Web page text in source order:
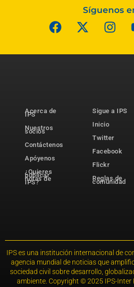
Síguenos
Acerca de
IPS
Nuestros
socios
Contáctenos
Apóyenos
¿Quieres
publicar
notas de
IPS?
Sigue a IPS
Inicio
Twitter
Facebook
Flickr
Reglas de
comunidad
IPS es una institución internacional de
agencia mundial de noticias que
sociedad civil sobre desarrollo,
ambiente. Copyright © 2025 IPS-Inter